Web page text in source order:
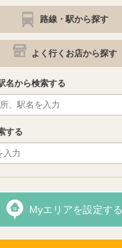
路線・駅から探す
よく行くお店から探す
名から検索する
する
Myエリアを設定する